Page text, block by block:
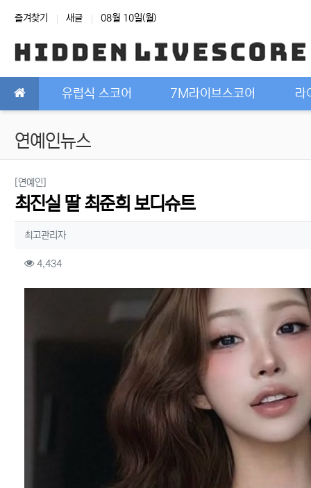
상단 네비
즐겨찾기 새글 08월 10일(월)
메인 메뉴유럽식 스코어 7M라이브스코어 라
연예인뉴스
[연예인]
최진실 딸 최준희 보디슈트
작성자 정보
최고관리자작성
컨텐츠 정보
4,434조회